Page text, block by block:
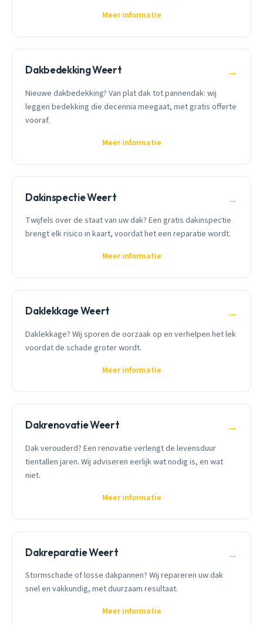
Meer informatie
Dakbedekking Weert →
Nieuwe dakbedekking? Van plat dak tot pannendak: wij
leggen bedekking die decennia meegaat, met gratis offerte
vooraf.
Meer informatie
Dakinspectie Weert →
Twijfels over de staat van uw dak? Een gratis dakinspectie
brengt elk risico in kaart, voordat het een reparatie wordt.
Meer informatie
Daklekkage Weert →
Daklekkage? Wij sporen de oorzaak op en verhelpen het lek
voordat de schade groter wordt.
Meer informatie
Dakrenovatie Weert →
Dak verouderd? Een renovatie verlengt de levensduur
tientallen jaren. Wij adviseren eerlijk wat nodig is, en wat
niet.
Meer informatie
Dakreparatie Weert →
Stormschade of losse dakpannen? Wij repareren uw dak
snel en vakkundig, met duurzaam resultaat.
Meer informatie